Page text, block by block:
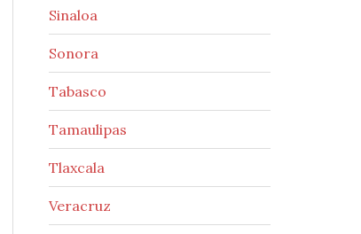
Sinaloa
Sonora
Tabasco
Tamaulipas
Tlaxcala
Veracruz